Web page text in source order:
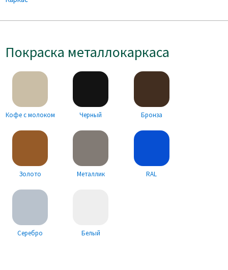
Покраска металлокаркаса
Кофе с молоком Черный Бронза
Золото Металлик RAL
Серебро Белый